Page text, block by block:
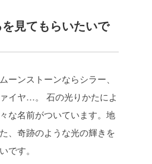
見てもらいたいで
ーンストーンならシラー、
イヤ…。
石の光りかたによ
な名前がついています。地
、奇跡のような光の輝きを
です。